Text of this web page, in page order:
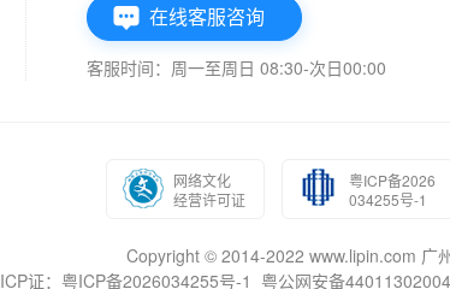
 在线客服咨询
客服时间：周一至周日 08:30-次日00:00
网络文化
经营许可证
粤ICP备2026
034255号-1
Copyright © 2014-2022 www.lipin.com 广
ICP证：粤ICP备2026034255号-1 粤公网安备